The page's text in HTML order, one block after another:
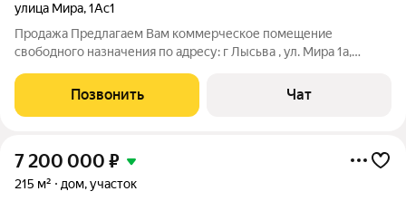
улица Мира,1Ас1
Продажа Предлагаем Вам коммерческое помещение
свободного назначения по адресу: г Лысьва , ул. Мира 1а,
1024 кв. м (кадастровый номер 59:09:0011502:391) и
(59:09:0013702:269) Помещения
Позвонить Чат
7 200 000 ₽
215 м² дом, участок